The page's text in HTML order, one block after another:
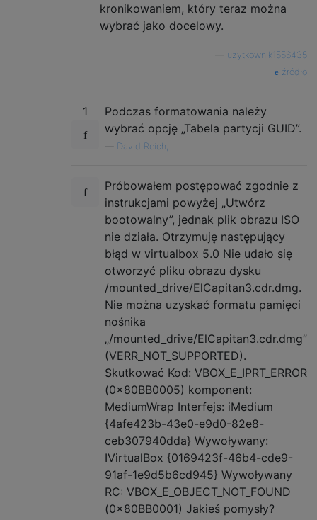
kronikowaniem, który teraz można
wybrać jako docelowy.
użytkownik1556435
źródło
1
Podczas formatowania należy
wybrać opcję „Tabela partycji GUID”.
David Reich,
Próbowałem postępować zgodnie z
instrukcjami powyżej „Utwórz
bootowalny”, jednak plik obrazu ISO
nie działa. Otrzymuję następujący
błąd w virtualbox 5.0 Nie udało się
otworzyć pliku obrazu dysku
/mounted_drive/ElCapitan3.cdr.dmg.
Nie można uzyskać formatu pamięci
nośnika
„/mounted_drive/ElCapitan3.cdr.dmg”
(VERR_NOT_SUPPORTED).
Skutkować Kod: VBOX_E_IPRT_ERROR
(0x80BB0005) komponent:
MediumWrap Interfejs: iMedium
{4afe423b-43e0-e9d0-82e8-
ceb307940dda} Wywoływany:
IVirtualBox {0169423f-46b4-cde9-
91af-1e9d5b6cd945} Wywoływany
RC: VBOX_E_OBJECT_NOT_FOUND
(0x80BB0001) Jakieś pomysły?